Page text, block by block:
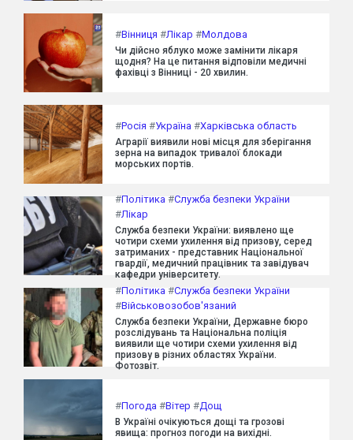
#Вінниця #Лікар #Молдова
Чи дійсно яблуко може замінити лікаря
щодня? На це питання відповіли медичні
фахівці з Вінниці - 20 хвилин.
#Росія #Україна #Харківська область
Аграрії виявили нові місця для зберігання
зерна на випадок тривалої блокади
морських портів.
#Політика #Служба безпеки України
#Лікар
Служба безпеки України: виявлено ще
чотири схеми ухилення від призову, серед
затриманих - представник Національної
гвардії, медичний працівник та завідувач
кафедри університету.
#Політика #Служба безпеки України
#Військовозобов'язаний
Служба безпеки України, Державне бюро
розслідувань та Національна поліція
виявили ще чотири схеми ухилення від
призову в різних областях України.
Фотозвіт.
#Погода #Вітер #Дощ
В Україні очікуються дощі та грозові
явища: прогноз погоди на вихідні.